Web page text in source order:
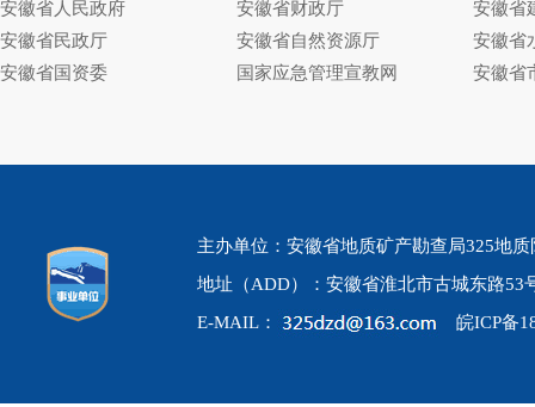
安徽省人民政府 安徽省财政厅
安徽省
安徽省民政厅
安徽省自然资源厅
安徽省
安徽省国资委
国家应急管理宣教网 安徽省
主办单位：安徽省地质矿产勘查局325地
地址（ADD）：安徽省淮北市古城东路
E-MAIL：
皖ICP备